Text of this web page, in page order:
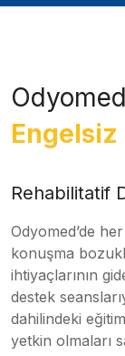
Engelsiz
Rehabilitatif
Odyomed’de
konuşma
ihtiyaçlarının
destek
dahilindeki
yetkin olmaları